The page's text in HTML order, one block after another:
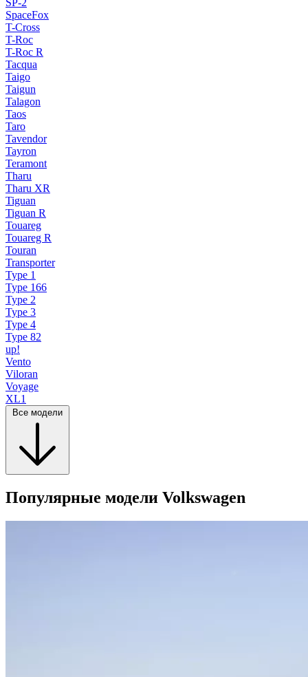
SpaceFox
T-Cross
T-Roc
T-Roc R
Tacqua
Taigo
Taigun
Talagon
Taos
Taro
Tavendor
Tayron
Teramont
Tharu
Tharu XR
Tiguan
Tiguan R
Touareg
Touareg R
Touran
Transporter
Type 1
Type 166
Type 2
Type 3
Type 4
Type 82
up!
Vento
Viloran
Voyage
XL1
Все модели
Популярные модели Volkswagen